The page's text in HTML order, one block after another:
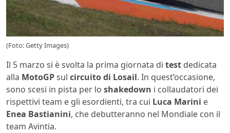
(Foto: Getty Images)
Il 5 marzo si è svolta la prima giornata di test dedicata
alla MotoGPsul circuito di Losail. In quest’occasione,
sono scesi in pista per lo shakedown i collaudatori dei
rispettivi team e gli esordienti, tra cui Luca Marini e
Enea Bastianini, che debutteranno nel Mondiale con il
team Avintia.